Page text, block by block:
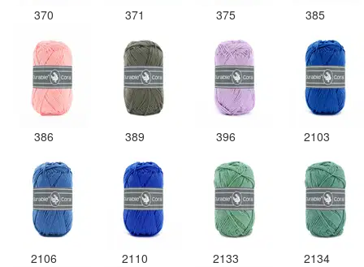
370 371 375 385
386 389 396 2103
2106 2110 2133 2134